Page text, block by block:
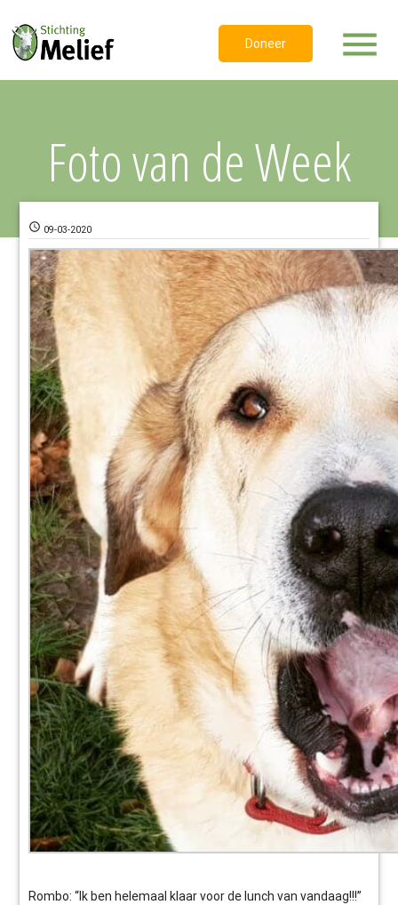
menu
Doneer
Foto van de Week
access_time 09-03-2020
Rombo: “Ik ben helemaal klaar voor de lunch van vandaag!!!”